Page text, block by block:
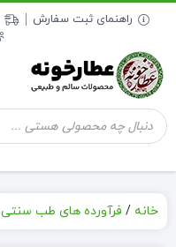
راهنمای ثبت سفارش
جستجوی
محصولات
خانه / فرآورده های طب سنتی